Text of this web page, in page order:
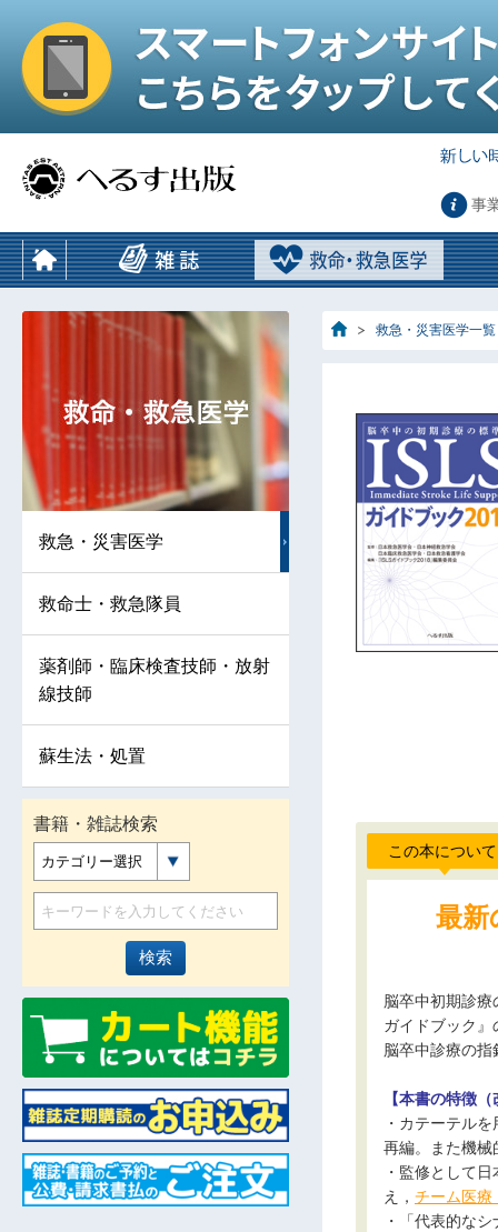
事
救急・災害医学一覧
この本について
最新
脳卒中初期診
ガイドブック
脳卒中診療の
【本書の特徴
・カテーテル
再編。また機械
・監修として
え， チーム医療
・「代表的な
救急・災害医学
救命士・救急隊員
薬剤師・臨床検査技師・放射
線技師
蘇生法・処置
書籍・雑誌検索
カテゴリー選択